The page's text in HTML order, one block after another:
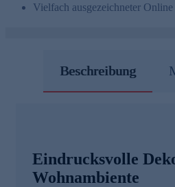
Vielfach ausgezeichneter Online
Beschreibung
Eindrucksvolle
Wohnambiente